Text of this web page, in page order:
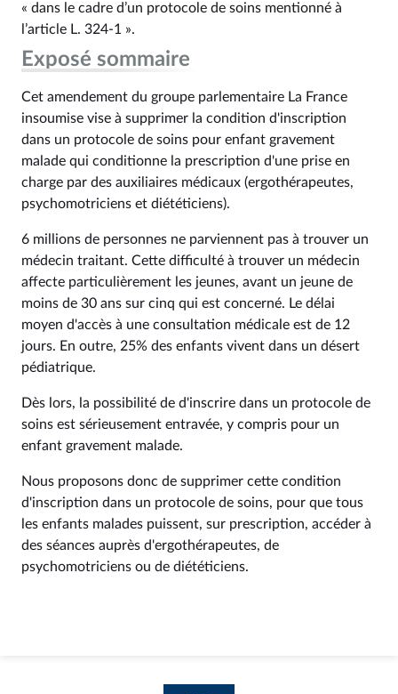
« dans le cadre d’un protocole de soins mentionné à
l’article L. 324‑1 ».
Exposé sommaire
Cet amendement du groupe parlementaire La France
insoumise vise à supprimer la condition d'inscription
dans un protocole de soins pour enfant gravement
malade qui conditionne la prescription d'une prise en
charge par des auxiliaires médicaux (ergothérapeutes,
psychomotriciens et diététiciens).
6 millions de personnes ne parviennent pas à trouver un
médecin traitant. Cette difficulté à trouver un médecin
affecte particulièrement les jeunes, avant un jeune de
moins de 30 ans sur cinq qui est concerné. Le délai
moyen d'accès à une consultation médicale est de 12
jours. En outre, 25% des enfants vivent dans un désert
pédiatrique.
Dès lors, la possibilité de d'inscrire dans un protocole de
soins est sérieusement entravée, y compris pour un
enfant gravement malade.
Nous proposons donc de supprimer cette condition
d'inscription dans un protocole de soins, pour que tous
les enfants malades puissent, sur prescription, accéder à
des séances auprès d'ergothérapeutes, de
psychomotriciens ou de diététiciens.